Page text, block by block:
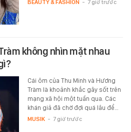
BEAUTY & FASHION - 7 giờ trước
không nhìn mặt nhau
Cái ôm của Thu Minh và Hương
Tràm là khoảnh khắc gây sốt trên
mạng xã hội một tuần qua. Các
khán giả đã chờ đợi quá lâu để…
MUSIK - 7 giờ trước